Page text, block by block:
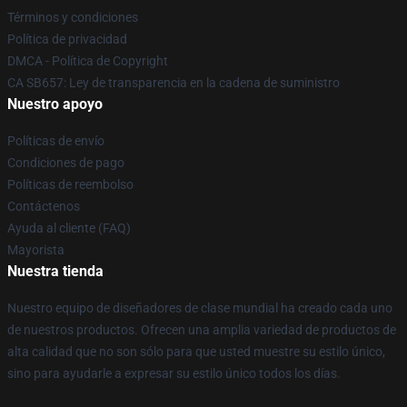
Términos y condiciones
Política de privacidad
DMCA - Política de Copyright
CA SB657: Ley de transparencia en la cadena de suministro
Nuestro apoyo
Políticas de envío
Condiciones de pago
Políticas de reembolso
Contáctenos
Ayuda al cliente (FAQ)
Mayorista
Nuestra tienda
Nuestro equipo de diseñadores de clase mundial ha creado cada uno
de nuestros productos. Ofrecen una amplia variedad de productos de
alta calidad que no son sólo para que usted muestre su estilo único,
sino para ayudarle a expresar su estilo único todos los días.